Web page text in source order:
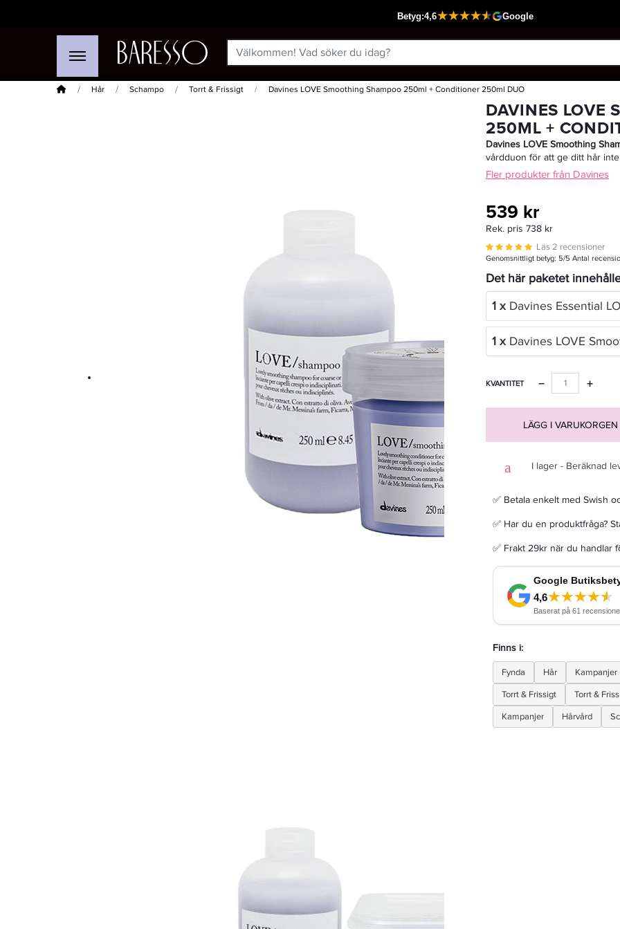
Hem Hår Schampo Torrt & Frissigt Davines LOVE Smoothing Shampoo 250ml + Conditioner 250ml DUO
Passar din varukorg
Davines Alchemic Creative Conditioner Pink 250ml - Balsam
LÄGG I VARUKORGEN
DAVINES LOVE
250ML +
Davines LOVE Smoothing
vårdduon för att ge ditt hår
Fler produkter från Davines
539 kr
Rek. pris 738 kr
Läs 2 recensioner
Genomsnittligt betyg: 5/5 Antal
Det här paketet
1 x Davines Essential
1 x Davines LOVE
KVANTITET +
−
LÄGG I VARUKORGEN
I lager - Beräknad
✅ Betala enkelt med Swish
✅ Har du en produktfråga?
✅ Frakt 29kr när du handlar
Finns i:
Fynda Hår
Kampanjer
Torrt & Frissigt
Torrt &
Kampanjer
Hårvård